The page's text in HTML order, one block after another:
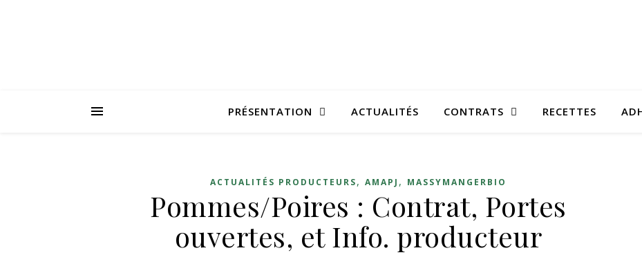
PRÉSENTATION ACTUALITÉS CONTRATS RECETTES
ACTUALITÉS PRODUCTEURS, AMAPJ , MASSYMANGERBIO
Pommes/Poires : Contrat, Portes
ouvertes, et Info. producteur